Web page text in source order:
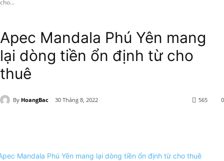
cho...
Apec Mandala Phú Yên mang
lại dòng tiền ổn định từ cho
thuê
By HoangBac 30 Tháng 8, 2022 0
565